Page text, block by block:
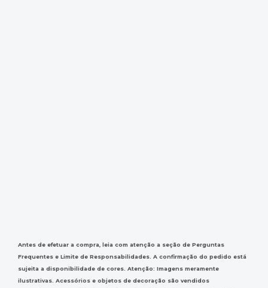
Antes de efetuar a compra, leia com atenção a seção de Perguntas
Frequentes e Limite de Responsabilidades. A confirmação do pedido está
sujeita a disponibilidade de cores. Atenção: Imagens meramente
ilustrativas. Acessórios e objetos de decoração são vendidos